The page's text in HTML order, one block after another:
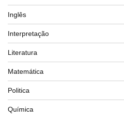
Inglês
Interpretação
Literatura
Matemática
Politica
Química